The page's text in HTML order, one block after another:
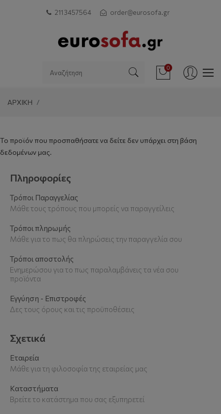
211 3457564 order@eurosofa.gr
0
ΑΡΧΙΚΗ
Το προϊόν που προσπαθήσατε να δείτε δεν υπάρχει στη βάση
δεδομένων μας.
Πληροφορίες
Τρόποι Παραγγελίας
Μάθε τους τρόπους που μπορείς να παραγγείλεις
Τρόποι πληρωμής
Μάθε για το πως θα πληρώσεις την παραγγελία σου
Τρόποι αποστολής
Ενημερώσου για το πως παραλαμβάνεις τα νέα σου
προϊόντα
Εγγύηση - Επιστροφές
Δες τους όρους και τις προϋποθέσεις
Σχετικά
Εταιρεία
Μάθε για τη φιλοσοφία της εταιρείας μας
Καταστήματα
Βρείτε το κατάστημα που σας εξυπηρετεί